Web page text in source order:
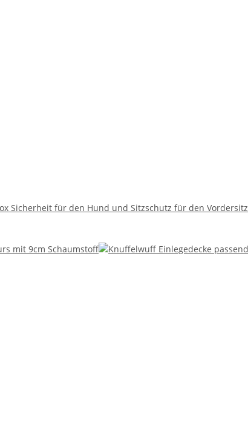
Sicherheit für den Hund und Sitzschutz für den Vordersitz